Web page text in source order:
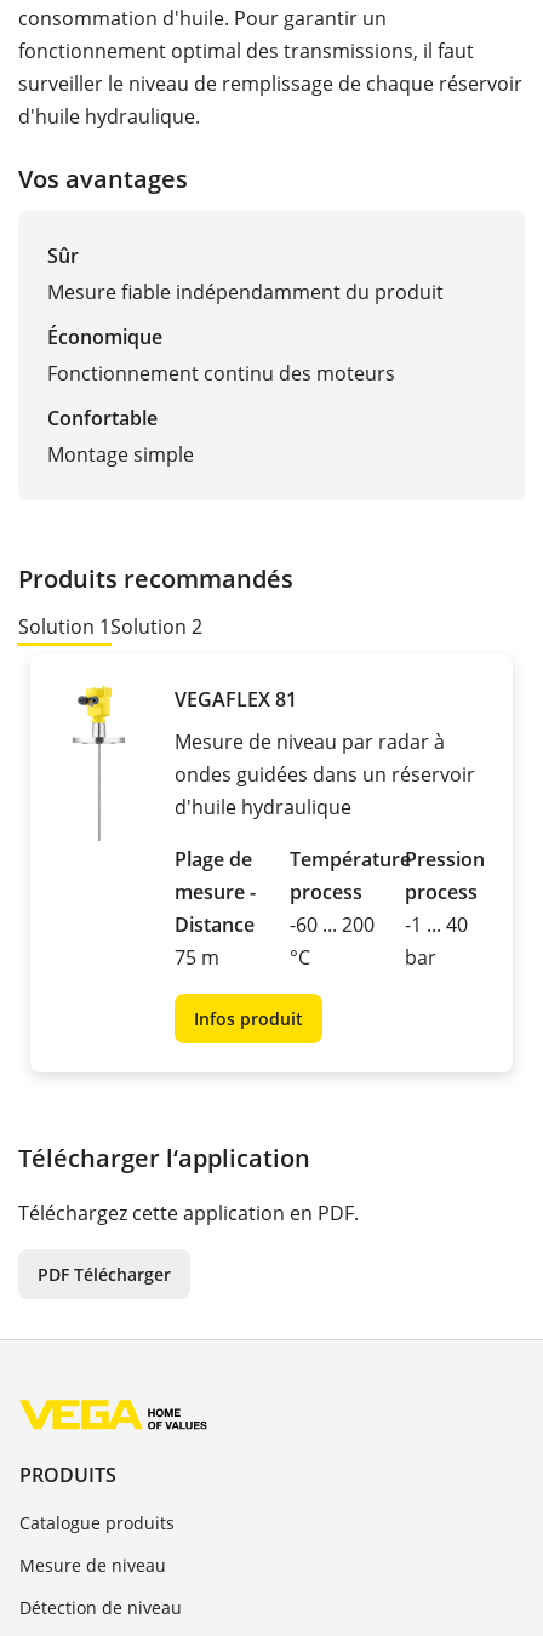
consommation d'huile. Pour garantir un
fonctionnement optimal des transmissions, il faut
surveiller le niveau de remplissage de chaque réservoir
d'huile hydraulique.
Vos avantages
Sûr
Mesure fiable indépendamment du produit
Économique
Fonctionnement continu des moteurs
Confortable
Montage simple
Produits recommandés
Solution 1Solution 2
VEGAFLEX 81
Mesure de niveau par radar à
ondes guidées dans un réservoir
d'huile hydraulique
Plage de
mesure -
Distance
75 m
Température
process
-60 ... 200
°C
Pression
process
-1 ... 40
bar
Infos produit
Télécharger l‘application
Téléchargez cette application en PDF.
PDF Télécharger
PRODUITS
Catalogue produits
Mesure de niveau
Détection de niveau